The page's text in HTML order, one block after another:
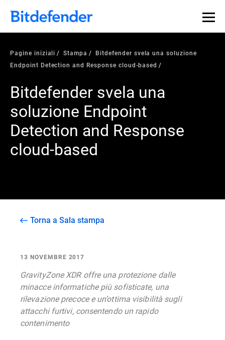
Pagine iniziali Stampa
Bitdefender svela una soluzione
Endpoint Detection and Response cloud-based
Bitdefender svela una
soluzione Endpoint
Detection and Response
cloud-based
Torna a Sala stampa
13 NOVEMBRE 2017
GravityZone XDR offre una protezione dalle
minacce informatiche più sofisticate, una
rilevazione precoce e un’ottima visibilità sugli
attacchi furtivi, consentendo un rapido
contenimento